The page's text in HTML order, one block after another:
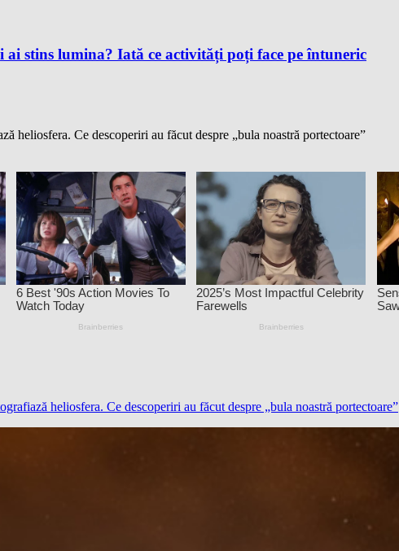
ai stins lumina? Iată ce activități poți face pe întuneric
heliosfera. Ce descoperiri au făcut despre „bula noastră portectoare”
heliosfera. Ce descoperiri au făcut despre „bula noastră portectoare”